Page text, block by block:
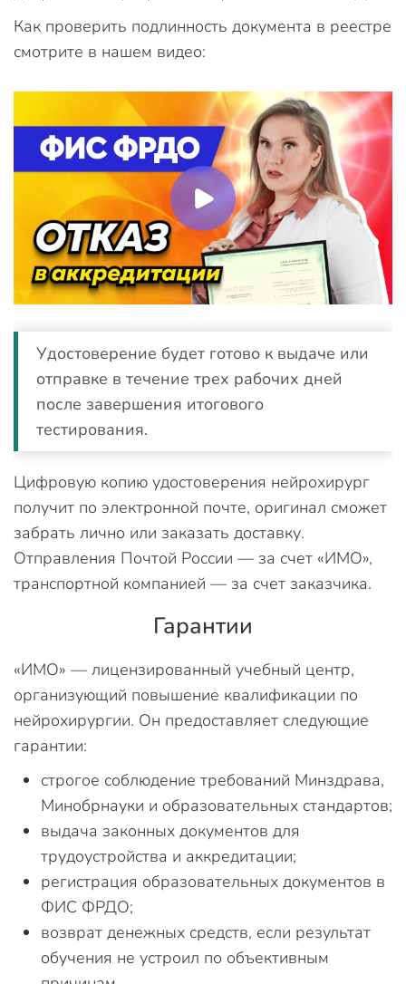
Как проверить подлинность документа в реестре
смотрите в нашем видео:
Удостоверение будет готово к выдаче или
отправке в течение трех рабочих дней
после завершения итогового
тестирования.
Цифровую копию удостоверения нейрохирург
получит по электронной почте, оригинал сможет
забрать лично или заказать доставку.
Отправления Почтой России — за счет «ИМО»,
транспортной компанией — за счет заказчика.
Гарантии
«ИМО» — лицензированный учебный центр,
организующий повышение квалификации по
нейрохирургии. Он предоставляет следующие
гарантии:
строгое соблюдение требований Минздрава,
Минобрнауки и образовательных стандартов;
выдача законных документов для
трудоустройства и аккредитации;
регистрация образовательных документов в
ФИС ФРДО;
возврат денежных средств, если результат
обучения не устроил по объективным